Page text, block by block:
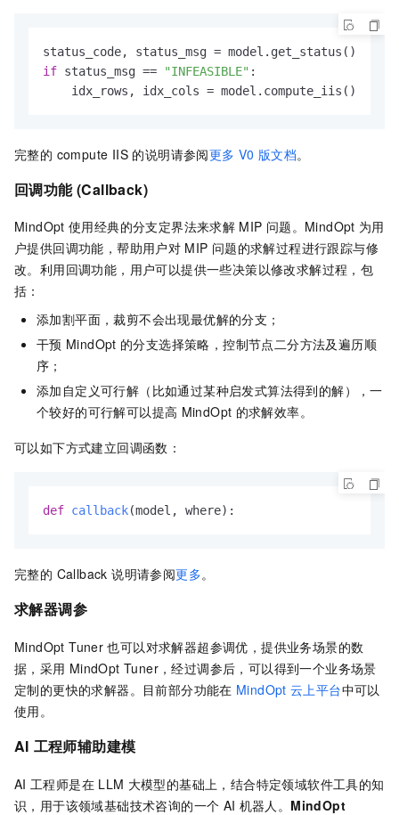
if status_msg == "INFEASIBLE" :
    idx_rows, idx_cols = model.compute_iis()
完整的 compute IIS 的说明请参阅更多 V0 版文档。
回调功能 (Callback)
MindOpt 使用经典的分支定界法来求解 MIP 问题。MindOpt 为用
户提供回调功能，帮助用户对 MIP 问题的求解过程进行跟踪与修
改。利用回调功能，用户可以提供一些决策以修改求解过程，包
括：
添加割平面，裁剪不会出现最优解的分支；
干预 MindOpt 的分支选择策略，控制节点二分方法及遍历顺
序；
添加自定义可行解（比如通过某种启发式算法得到的解），一
个较好的可行解可以提高 MindOpt 的求解效率。
可以如下方式建立回调函数：
def callback(model, where):
完整的 Callback 说明请参阅更多。
求解器调参
MindOpt Tuner 也可以对求解器超参调优，提供业务场景的数
据，采用 MindOpt Tuner，经过调参后，可以得到一个业务场景
定制的更快的求解器。目前部分功能在 MindOpt 云上平台中可以
使用。
AI 工程师辅助建模
AI 工程师是在 LLM 大模型的基础上，结合特定领域软件工具的知
识，用于该领域基础技术咨询的一个 AI 机器人。 MindOpt